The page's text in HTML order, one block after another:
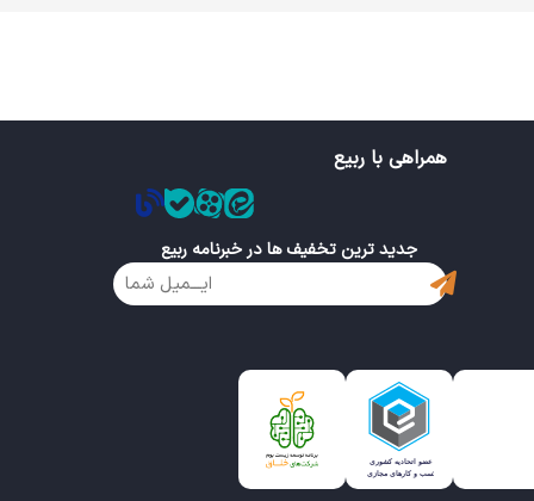
همراهی با ربیع
جدید ترین تخفیف ها در خبرنامه ربیع